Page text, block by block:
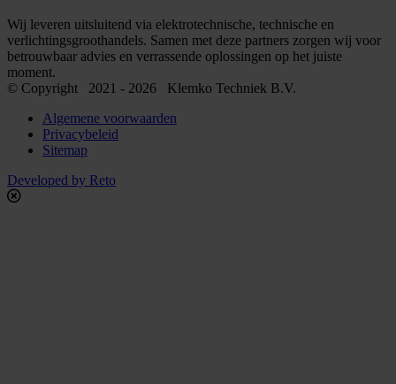
Wij leveren uitsluitend via elektrotechnische, technische en
verlichtingsgroothandels. Samen met deze partners zorgen wij voor
betrouwbaar advies en verrassende oplossingen op het juiste
moment.
© Copyright 2021 - 2026 Klemko Techniek B.V.
Algemene voorwaarden
Privacybeleid
Sitemap
Developed by Reto